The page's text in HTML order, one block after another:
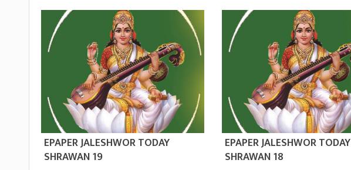
EPAPER JALESHWOR TODAY
SHRAWAN 19
EPAPER JALESHWOR TODAY
SHRAWAN 18